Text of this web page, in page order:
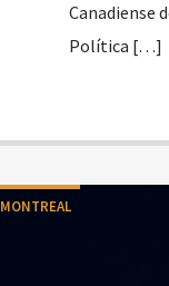
Canadiense
Política […]
MONTREAL